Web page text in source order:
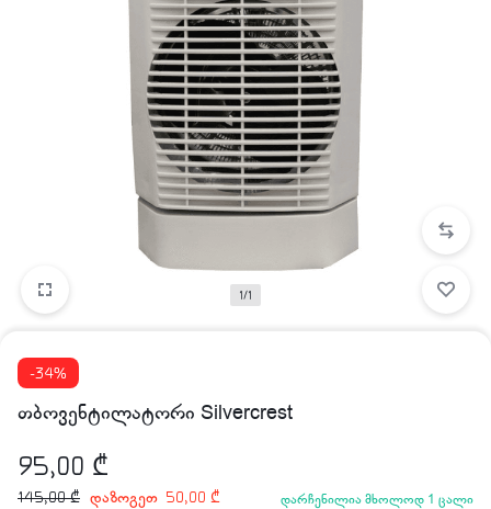
1/1
-34%
თბოვენტილატორი Silvercrest
95,00 ₾
145,00₾ დაზოგეთ 50,00 ₾ დარჩენილია მხოლოდ 1 ცალი